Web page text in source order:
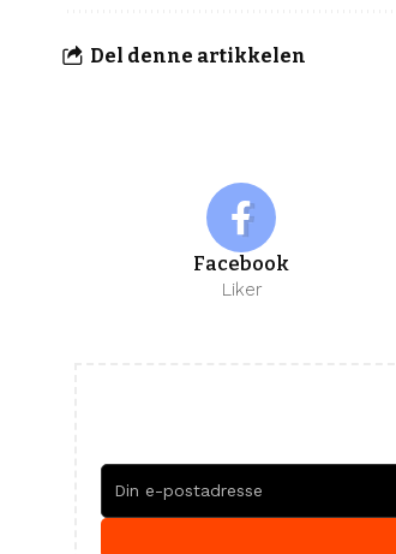
Del denne artikkelen
Facebook
Liker